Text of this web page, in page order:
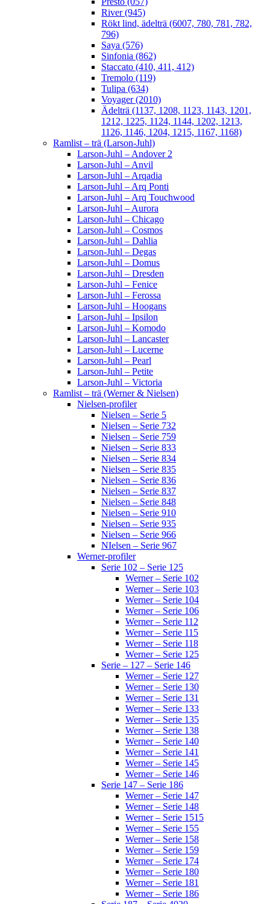
River (945)
Rökt lind, ädelträ (6007, 780, 781, 782,
796)
Saya (576)
Sinfonia (862)
Staccato (410, 411, 412)
Tremolo (119)
Tulipa (634)
Voyager (2010)
Ädelträ (1137, 1208, 1123, 1143, 1201,
1212, 1225, 1124, 1144, 1202, 1213,
1126, 1146, 1204, 1215, 1167, 1168)
Ramlist – trä (Larson-Juhl)
Larson-Juhl – Andover 2
Larson-Juhl – Anvil
Larson-Juhl – Arqadia
Larson-Juhl – Arq Ponti
Larson-Juhl – Arq Touchwood
Larson-Juhl – Aurora
Larson-Juhl – Chicago
Larson-Juhl – Cosmos
Larson-Juhl – Dahlia
Larson-Juhl – Degas
Larson-Juhl – Domus
Larson-Juhl – Dresden
Larson-Juhl – Fenice
Larson-Juhl – Ferossa
Larson-Juhl – Hoogans
Larson-Juhl – Ipsilon
Larson-Juhl – Komodo
Larson-Juhl – Lancaster
Larson-Juhl – Lucerne
Larson-Juhl – Pearl
Larson-Juhl – Petite
Larson-Juhl – Victoria
Ramlist – trä (Werner & Nielsen)
Nielsen-profiler
Nielsen – Serie 5
Nielsen – Serie 732
Nielsen – Serie 759
Nielsen – Serie 833
Nielsen – Serie 834
Nielsen – Serie 835
Nielsen – Serie 836
Nielsen – Serie 837
Nielsen – Serie 848
Nielsen – Serie 910
Nielsen – Serie 935
Nielsen – Serie 966
NIelsen – Serie 967
Werner-profiler
Serie 102 – Serie 125
Werner – Serie 102
Werner – Serie 103
Werner – Serie 104
Werner – Serie 106
Werner – Serie 112
Werner – Serie 115
Werner – Serie 118
Werner – Serie 125
Serie – 127 – Serie 146
Werner – Serie 127
Werner – Serie 130
Werner – Serie 131
Werner – Serie 133
Werner – Serie 135
Werner – Serie 138
Werner – Serie 140
Werner – Serie 141
Werner – Serie 145
Werner – Serie 146
Serie 147 – Serie 186
Werner – Serie 147
Werner – Serie 148
Werner – Serie 1515
Werner – Serie 155
Werner – Serie 158
Werner – Serie 159
Werner – Serie 174
Werner – Serie 180
Werner – Serie 181
Werner – Serie 186